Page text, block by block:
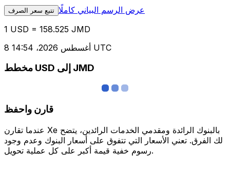
تتبع سعر الصرف عرض الرسم البياني كاملًا
1 USD = 158.525 JMD
8 أغسطس 2026، 14:54 UTC
مخطط USD إلى JMD
قارن واحفظ
عندما تقارن Xe بالبنوك الرائدة ومقدمي الخدمات الرائدين، يتضح
لك الفرق. تعني الأسعار التي تتفوق على أسعار البنوك وعدم وجود
رسوم خفية قيمة أكبر على كل عملية تحويل.